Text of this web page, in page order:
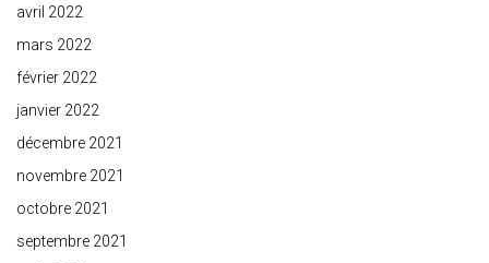
avril 2022
mars 2022
février 2022
janvier 2022
décembre 2021
novembre 2021
octobre 2021
septembre 2021